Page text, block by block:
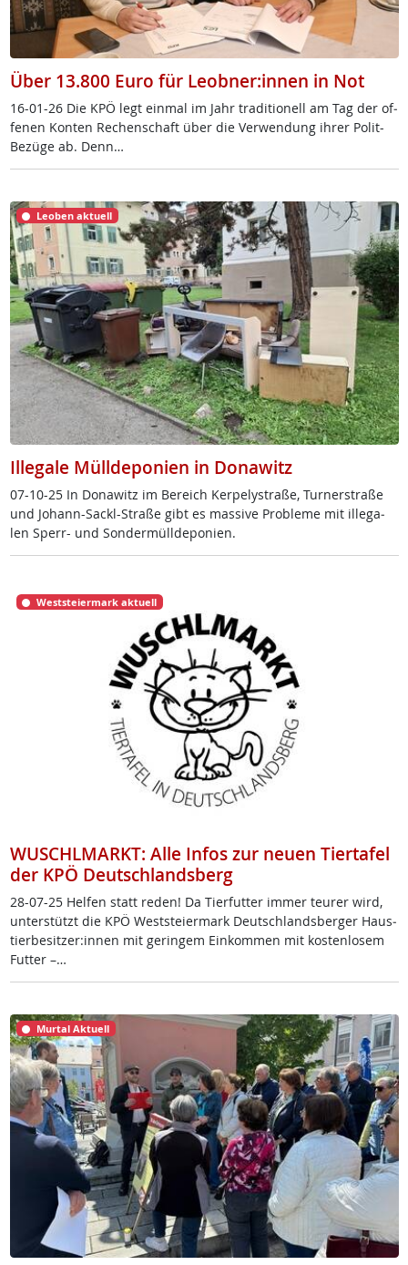
Über 13.800 Euro für Leobner:innen in Not
16-01-26 Die KPÖ legt ein­mal im Jahr tra­di­tio­nell am Tag der of­
fe­nen Kon­ten Re­chen­schaft über die Ver­wen­dung ih­rer Po­lit-
Be­zü­ge ab. Denn…
Leoben aktuell
Illegale Mülldeponien in Donawitz
07-10-25 In Do­na­witz im Be­reich Ker­pe­ly­stra­ße, Tur­ner­stra­ße
und Jo­hann-Sackl-Stra­ße gibt es mas­si­ve Pro­b­le­me mit il­le­ga­
len Sperr- und Son­der­müll­de­po­ni­en.
Weststeiermark aktuell
WUSCHLMARKT: Alle Infos zur neuen Tiertafel
der KPÖ Deutschlandsberg
28-07-25 Hel­fen statt re­den! Da Tier­fut­ter im­mer teu­rer wird,
un­ter­stützt die KPÖ West­s­tei­er­mark Deut­sch­lands­ber­ger Haus­
tier­be­sit­zer:in­nen mit ge­rin­gem Ein­kom­men mit kos­ten­lo­sem
Fut­ter –…
Murtal Aktuell